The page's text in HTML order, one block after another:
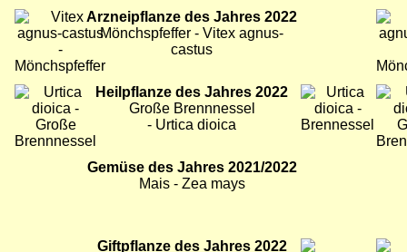
Bild
Arzneipflanze des Jahres 2022
Mönchspfeffer - Vitex agnus-
castus
Bild
Bild
Heilpflanze des Jahres 2022
Große Brennnessel
- Urtica dioica
Bild Bild
Gemüse des Jahres 2021/2022
Mais - Zea mays
Giftpflanze des Jahres 2022
Bild Bild